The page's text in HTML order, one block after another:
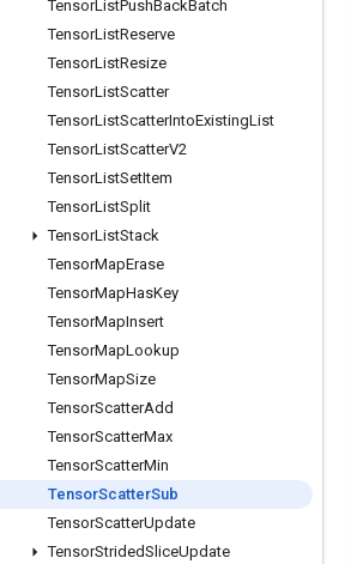
TensorListPushBackBatch
TensorListReserve
TensorListResize
TensorListScatter
TensorListScatterIntoExistingList
TensorListScatterV2
TensorListSetItem
TensorListSplit
TensorListStack
TensorMapErase
TensorMapHasKey
TensorMapInsert
TensorMapLookup
TensorMapSize
TensorScatterAdd
TensorScatterMax
TensorScatterMin
TensorScatterSub
TensorScatterUpdate
TensorStridedSliceUpdate